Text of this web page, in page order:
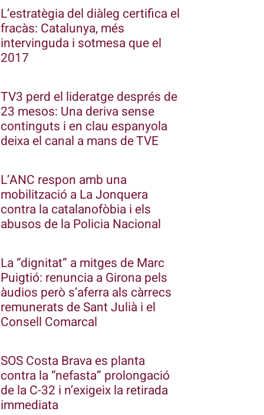
L’estratègia del diàleg certifica el
fracàs: Catalunya, més
intervinguda i sotmesa que el
2017
TV3 perd el lideratge després de
23 mesos: Una deriva sense
continguts i en clau espanyola
deixa el canal a mans de TVE
L’ANC respon amb una
mobilització a La Jonquera
contra la catalanofòbia i els
abusos de la Policia Nacional
La “dignitat” a mitges de Marc
Puigtió: renuncia a Girona pels
àudios però s’aferra als càrrecs
remunerats de Sant Julià i el
Consell Comarcal
SOS Costa Brava es planta
contra la “nefasta” prolongació
de la C-32 i n’exigeix la retirada
immediata